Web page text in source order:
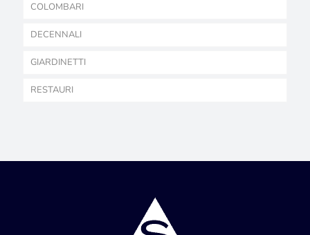
COLOMBARI
DECENNALI
GIARDINETTI
RESTAURI